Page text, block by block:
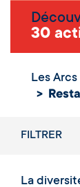
30
Les Arcs
FILTRER
La